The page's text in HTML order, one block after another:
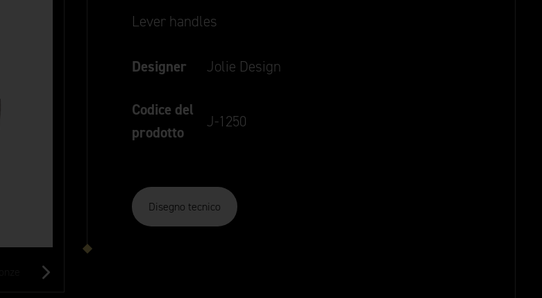
Lever handles
Designer Jolie Design
Codice del
prodotto
J-1250
Disegno tecnico